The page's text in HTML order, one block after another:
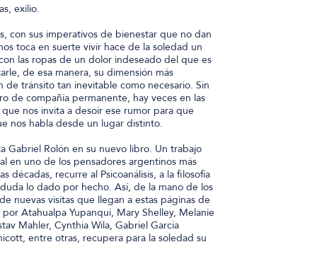
exilio.
con sus imperativos de bienestar que no dan
toca en suerte vivir hace de la soledad un
las ropas de un dolor indeseado del que es
de esa manera, su dimensión más
de tránsito tan inevitable como necesario. Sin
de compañía permanente, hay veces en las
nos invita a desoír ese rumor para que
nos habla desde un lugar distinto.
Gabriel Rolón en su nuevo libro. Un trabajo
en uno de los pensadores argentinos más
décadas, recurre al Psicoanálisis, a la filosofía
lo dado por hecho. Así, de la mano de los
nuevas visitas que llegan a estas páginas de
Atahualpa Yupanqui, Mary Shelley, Melanie
Mahler, Cynthia Wila, Gabriel García
entre otras, recupera para la soledad su